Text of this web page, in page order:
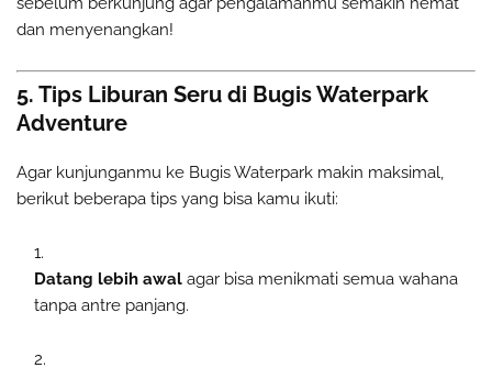
dan menyenangkan!
5. Tips Liburan Seru di Bugis Waterpark
Adventure
Agar kunjunganmu ke Bugis Waterpark makin maksimal,
berikut beberapa tips yang bisa kamu ikuti:
Datang lebih awal agar bisa menikmati semua wahana
tanpa antre panjang.